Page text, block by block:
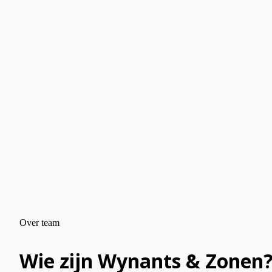
Over team
Wie zijn Wynants &